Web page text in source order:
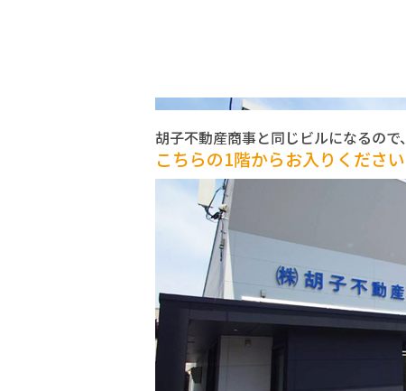
胡子不動産商事と同じビルになるので、
こちらの1階からお入りください